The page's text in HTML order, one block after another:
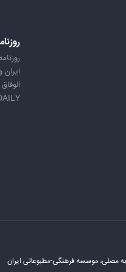
الوفاق
به مصلی، موسسه فرهنگی-مطبوعاتی ایران